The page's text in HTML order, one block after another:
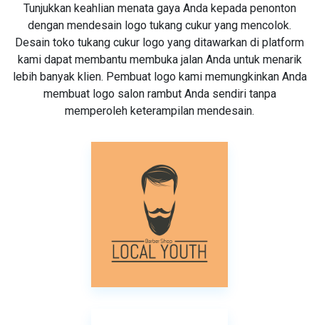
Tunjukkan keahlian menata gaya Anda kepada penonton
dengan mendesain logo tukang cukur yang mencolok.
Desain toko tukang cukur logo yang ditawarkan di platform
kami dapat membantu membuka jalan Anda untuk menarik
lebih banyak klien. Pembuat logo kami memungkinkan Anda
membuat logo salon rambut Anda sendiri tanpa
memperoleh keterampilan mendesain.